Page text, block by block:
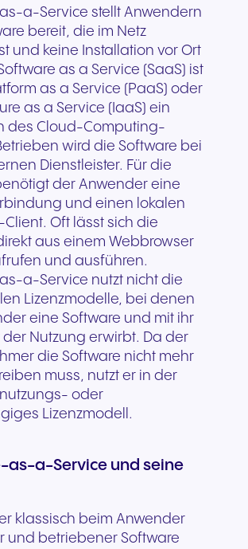
a-Service stellt Anwendern
bereit, die im Netz
und keine Installation vor Ort
as a Service (SaaS) ist
as a Service (PaaS) oder
as a Service (IaaS) ein
des Cloud-Computing-
wird die Software bei
Dienstleister. Für die
der Anwender eine
und einen lokalen
Oft lässt sich die
aus einem Webbrowser
und ausführen.
a-Service nutzt nicht die
Lizenzmodelle, bei denen
eine Software und mit ihr
der Nutzung erwirbt. Da der
die Software nicht mehr
muss, nutzt er in der
oder
Lizenzmodell.
as-a-Service und seine
klassisch beim Anwender
und betriebener Software